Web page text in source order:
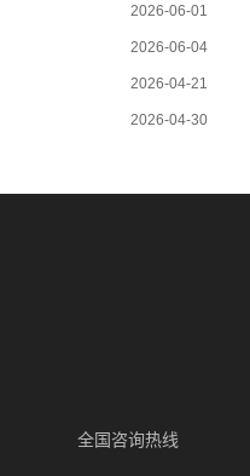
2026-06-01
2026-06-04
2026-04-21
2026-04-30
全国咨询热线